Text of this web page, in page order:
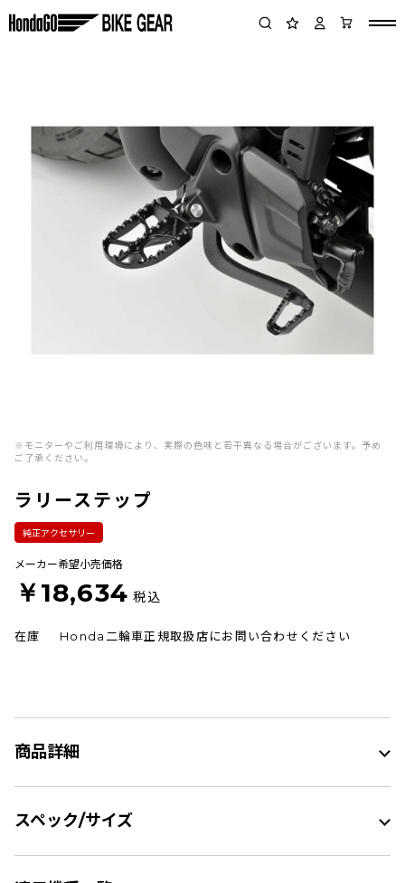
※モニターやご利用環境により、実際の色味と若干異なる場合がございます。予め
ご了承ください。
純正アクセサリー
ラリーステップ
メーカー希望小売価格
￥18,634 税込
在庫 Honda二輪車正規取扱店にお問い合わせください
商品詳細
スペック/サイズ